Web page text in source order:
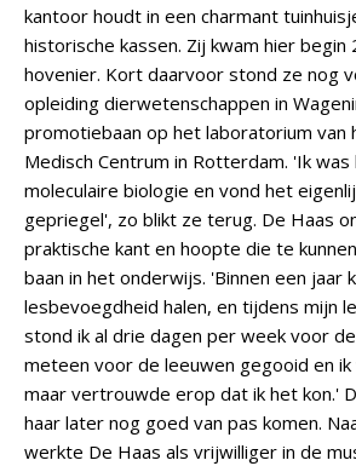
kantoor houdt in een charmant
historische kassen. Zij kwam hier begin
hovenier. Kort daarvoor stond ze nog
opleiding dierwetenschappen in
promotiebaan op het laboratorium van
Medisch Centrum in Rotterdam. 'Ik
moleculaire biologie en vond het
gepriegel', zo blikt ze terug. De Haas
praktische kant en hoopte die te
baan in het onderwijs. 'Binnen een jaar
lesbevoegdheid halen, en tijdens mijn
stond ik al drie dagen per week voor
meteen voor de leeuwen gegooid en
maar vertrouwde erop dat ik het kon.'
haar later nog goed van pas komen.
werkte De Haas als vrijwilliger in de